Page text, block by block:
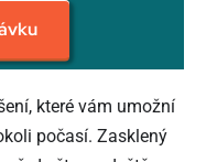
které vám umožní
počasí. Zasklený